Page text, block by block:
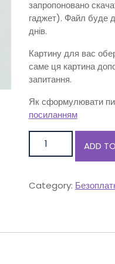
запропоновано
гаджет). Файл буде
днів.
Картину для вас
саме ця картина
запитання.
Як сформулювати
посиланням
MAK quantity
ADD
Category: